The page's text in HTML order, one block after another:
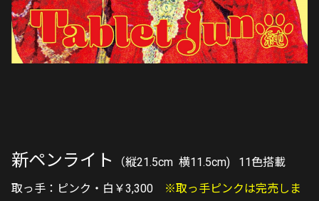
新ペンライト
（縦21.5cm 横11.5cm) 11色搭載
取っ手：ピンク・白￥3,300
※取っ手ピンクは完売しま